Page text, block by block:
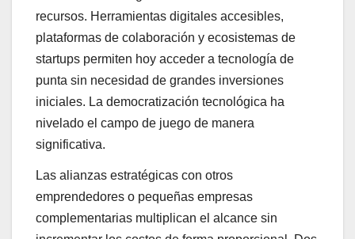
recursos. Herramientas digitales accesibles,
plataformas de colaboración y ecosistemas de
startups permiten hoy acceder a tecnología de
punta sin necesidad de grandes inversiones
iniciales. La democratización tecnológica ha
nivelado el campo de juego de manera
significativa.
Las alianzas estratégicas con otros
emprendedores o pequeñas empresas
complementarias multiplican el alcance sin